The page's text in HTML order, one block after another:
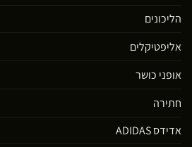
הליכונים
אליפטיקלים
אופני כושר
חתירה
אדידס ADIDAS